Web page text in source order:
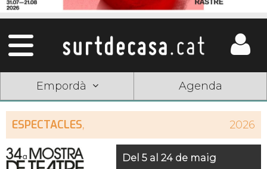
Empordà Agenda
ESPECTACLES, 2026
Del 5 al 24 de maig